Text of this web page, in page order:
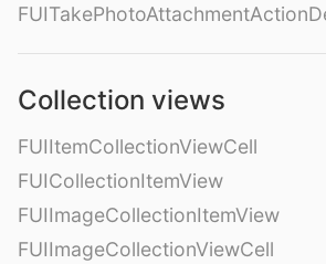
Collection views
FUIItemCollectionViewCell
FUICollectionItemView
FUIImageCollectionItemView
FUIImageCollectionViewCell